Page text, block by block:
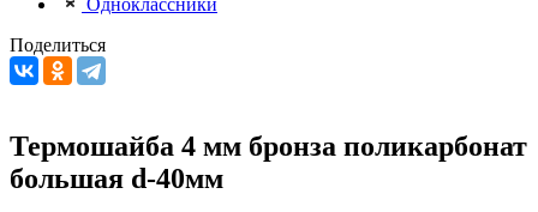
Одноклассники
Поделиться
Термошайба 4 мм бронза поликарбонат
большая d-40мм